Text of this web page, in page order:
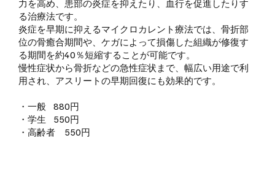
力を高め、患部の炎症を抑えたり、血行を促進したりす
る治療法です。
炎症を早期に抑えるマイクロカレント療法では、骨折部
位の骨癒合期間や、ケガによって損傷した組織が修復す
る期間を約40％短縮することが可能です。
慢性症状から骨折などの急性症状まで、幅広い用途で利
用され、アスリートの早期回復にも効果的です。
・一般 880円
・学生 550円
・高齢者 550円